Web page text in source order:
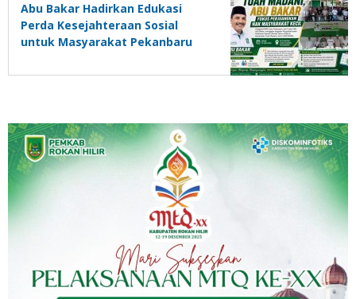
Abu Bakar Hadirkan Edukasi
Perda Kesejahteraan Sosial
untuk Masyarakat Pekanbaru